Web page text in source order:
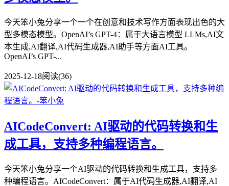
今天笨小兔分享一个一个在创意和技术写作方面表现出色的大
型多模态模型。OpenAI’s GPT-4：属于大语言模型 LLMs,AI文
本生成,AI翻译,AI代码生成器,AI助手等方面AI工具。
OpenAI’s GPT-...
2025-12-18阅读(36)
AICodeConvert: AI驱动的代码转换和生
成工具，支持多种编程语言。
今天笨小兔分享一个AI驱动的代码转换和生成工具，支持多
种编程语言。AICodeConvert：属于AI代码生成器,AI翻译,AI